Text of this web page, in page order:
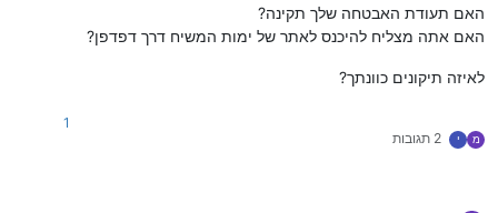
האם תעודת האבטחה שלך תקינה?
האם אתה מצליח להיכנס לאתר של ימות המשיח דרך דפדפן?
לאיזה תיקונים כוונתך?
מ י 2 תגובות
1